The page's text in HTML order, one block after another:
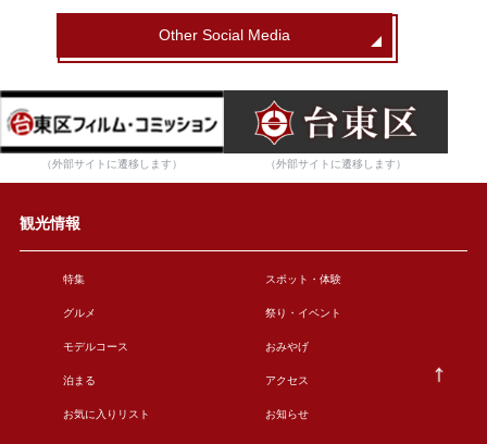
Other Social Media
（外部サイトに遷移します） （外部サイトに遷移します）
観光情報
特集 スポット・体験
グルメ 祭り・イベント
モデルコース おみやげ
泊まる アクセス
お気に入りリスト お知らせ